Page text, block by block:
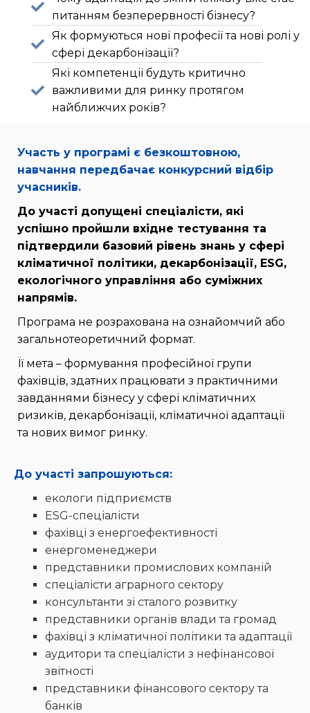
питанням безперервності бізнесу?
Як формуються нові професії та нові ролі у
сфері декарбонізації?
Які компетенції будуть критично
важливими для ринку протягом
найближчих років?
Участь у програмі є безкоштовною,
навчання передбачає конкурсний відбір
учасників.
До участі допущені спеціалісти, які
успішно пройшли вхідне тестування та
підтвердили базовий рівень знань у сфері
кліматичної політики, декарбонізації, ESG,
екологічного управління або суміжних
напрямів.
Програма не розрахована на ознайомчий або
загальнотеоретичний формат.
Її мета – формування професійної групи
фахівців, здатних працювати з практичними
завданнями бізнесу у сфері кліматичних
ризиків, декарбонізації, кліматичної адаптації
та нових вимог ринку.
До участі запрошуються:
екологи підприємств
ESG-спеціалісти
фахівці з енергоефективності
енергоменеджери
представники промислових компаній
спеціалісти аграрного сектору
консультанти зі сталого розвитку
представники органів влади та громад
фахівці з кліматичної політики та адаптації
аудитори та спеціалісти з нефінансової
звітності
представники фінансового сектору та
банків